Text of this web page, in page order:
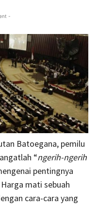
-
Batoegana, pemilu
“ngerih-ngerih
pentingnya
mati sebuah
cara-cara yang